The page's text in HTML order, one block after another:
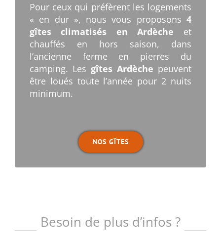
Pour ceux qui préfèrent les logements
« en dur », nous vous proposons 4
gîtes climatisés en Ardèche et
chauffés en hors saison, dans
l’ancienne ferme en pierres du
camping. Les gîtes Ardèche peuvent
être loués toute l’année pour 2 nuits
minimum.
NOS GÎTES
Besoin de plus d’infos ?